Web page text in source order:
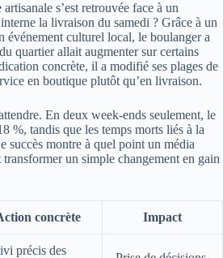
s’est retrouvée face à un
la livraison du samedi ? Grâce à un
événement culturel local, le boulanger a
quartier allait augmenter sur certains
concrète, il a modifié ses plages de
en boutique plutôt qu’en livraison.
En deux week-ends seulement, le
%, tandis que les temps morts liés à la
succès montre à quel point un média
un simple changement en gain
concrète Impact
précis des